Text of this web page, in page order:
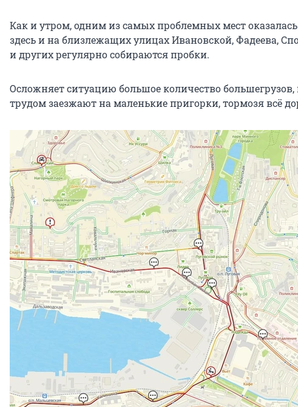
Как и утром, одним из самых проблемных мест
здесь и на близлежащих улицах Ивановской, Фадеева,
и других регулярно собираются пробки.
Осложняет ситуацию большое количество
трудом заезжают на маленькие пригорки, тормозя всё